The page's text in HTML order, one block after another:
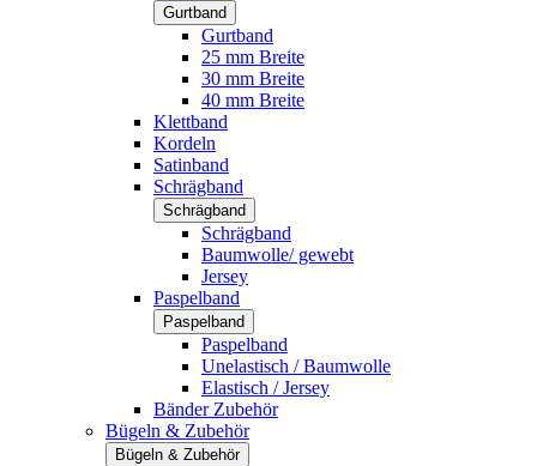
Gurtband
Gurtband
25 mm Breite
30 mm Breite
40 mm Breite
Klettband
Kordeln
Satinband
Schrägband
Schrägband
Schrägband
Baumwolle/ gewebt
Jersey
Paspelband
Paspelband
Paspelband
Unelastisch / Baumwolle
Elastisch / Jersey
Bänder Zubehör
Bügeln & Zubehör
Bügeln & Zubehör